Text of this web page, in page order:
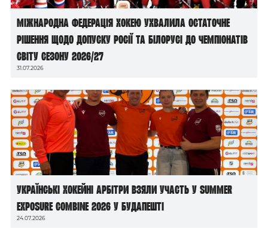
Міжнародна федерація хокею ухвалила остаточне
рішення щодо допуску росії та білорусі до чемпіонатів
світу сезону 2026/27
31.07.2026
Українські хокейні арбітри взяли участь у Summer
Exposure Combine 2026 у Будапешті
24.07.2026